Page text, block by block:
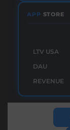
APP STORE
LTV USA
DAU
REVENUE